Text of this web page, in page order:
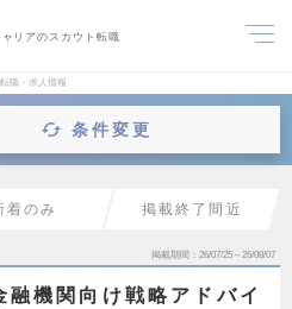
リアのスカウト転職
職・求人情報
条件変更
着のみ 掲載終了間近
掲載期間 26/07/25～26/08/07
機関向け戦略アドバイ